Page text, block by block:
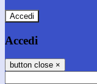
Accedi
Accedi
button close ×